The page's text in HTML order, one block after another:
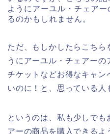
ようにアーユル・チェア
るのかもしれません。
ただ、もしかしたらこちら
うにアーユル・チェアーの
チケットなどお得なキャン
いのに！と、思っている人
というのは、私も少しでも
アーの商品を購入できるよ